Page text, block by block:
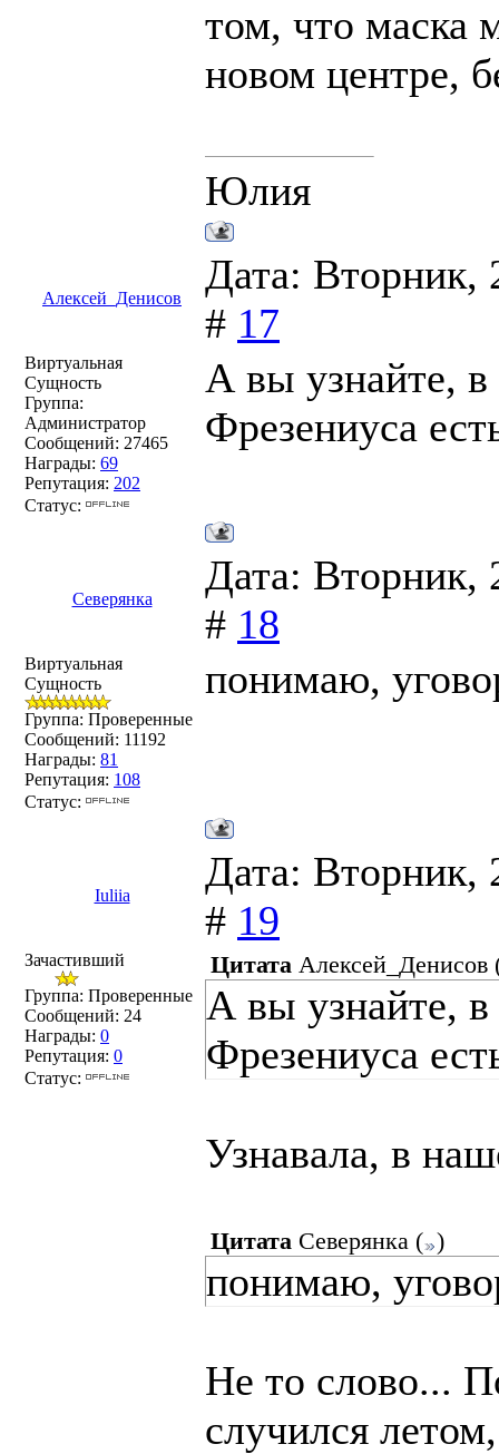
том, что маска
новом центре,
Юлия
Алексей_Денисов
Дата: Вторник,
# 17
Виртуальная
Сущность
Группа:
Администратор
Сообщений: 27465
Награды: 69
Репутация: 202
Статус:
А вы узнайте, в
Фрезениуса
Северянка
Дата: Вторник,
# 18
Виртуальная
Сущность
Группа: Проверенные
Сообщений: 11192
Награды: 81
Репутация: 108
Статус:
понимаю,
Iuliia
Дата: Вторник,
# 19
Зачастивший
Группа: Проверенные
Сообщений: 24
Награды: 0
Репутация: 0
Статус:
Цитата Алексей_Денисов
А вы узнайте,
Фрезениуса
Узнавала, в
Цитата Северянка ( )
понимаю,
Не то слово...
случился